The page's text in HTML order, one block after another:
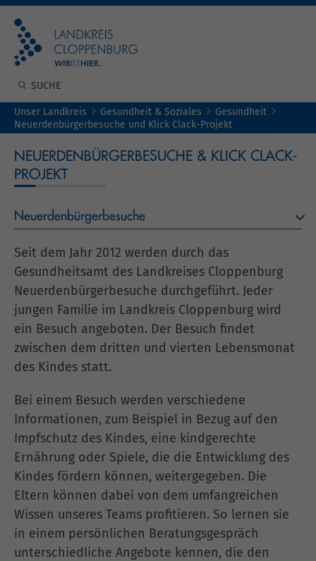
Unser Landkreis Gesundheit & Soziales
Gesundheit
Neuerdenbürgerbesuche und Klick Clack-Projekt
NEUERDENBÜRGERBESUCHE & KLICK CLACK-
PROJEKT
Neuerdenbürgerbesuche
Seit dem Jahr 2012 werden durch das
Gesundheitsamt des Landkreises Cloppenburg
Neuerdenbürgerbesuche durchgeführt. Jeder
jungen Familie im Landkreis Cloppenburg wird
ein Besuch angeboten. Der Besuch findet
zwischen dem dritten und vierten Lebensmonat
des Kindes statt.
Bei einem Besuch werden verschiedene
Informationen, zum Beispiel in Bezug auf den
Impfschutz des Kindes, eine kindgerechte
Ernährung oder Spiele, die die Entwicklung des
Kindes fördern können, weitergegeben. Die
Eltern können dabei von dem umfangreichen
Wissen unseres Teams profitieren. So lernen sie
in einem persönlichen Beratungsgespräch
unterschiedliche Angebote kennen, die den